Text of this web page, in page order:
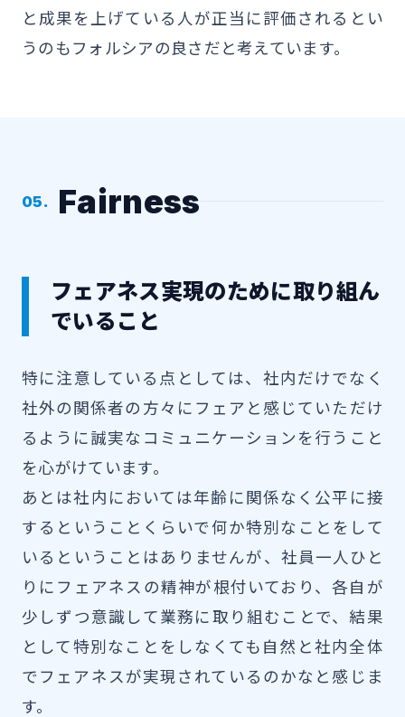
と成果を上げている人が正当に評価されるとい
うのもフォルシアの良さだと考えています。
05. Fairness
フェアネス実現のために取り組ん
でいること
特に注意している点としては、社内だけでなく
社外の関係者の方々にフェアと感じていただけ
るように誠実なコミュニケーションを行うこと
を心がけています。
あとは社内においては年齢に関係なく公平に接
するということくらいで何か特別なことをして
いるということはありませんが、社員一人ひと
りにフェアネスの精神が根付いており、各自が
少しずつ意識して業務に取り組むことで、結果
として特別なことをしなくても自然と社内全体
でフェアネスが実現されているのかなと感じま
す。